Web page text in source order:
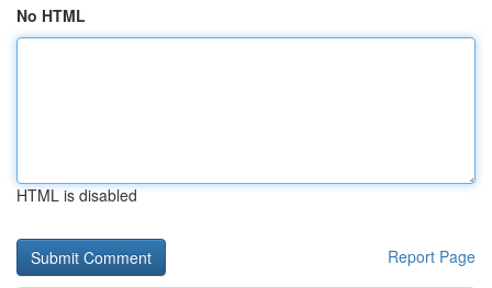
No HTML
HTML is disabled
Report Page